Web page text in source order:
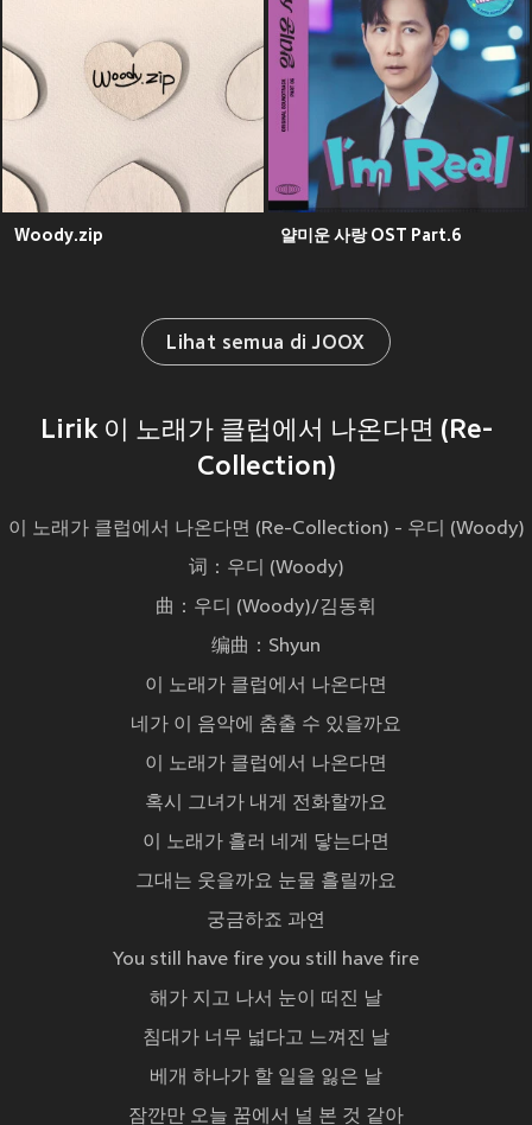
Woody.zip 얄미운 사랑 OST Part.6
Lihat semua di JOOX
Lirik 이 노래가 클럽에서 나온다면 (Re-
Collection)
이 노래가 클럽에서 나온다면 (Re-Collection) - 우디 (Woody)
词：우디 (Woody)
曲：우디 (Woody)/김동휘
编曲：Shyun
이 노래가 클럽에서 나온다면
네가 이 음악에 춤출 수 있을까요
이 노래가 클럽에서 나온다면
혹시 그녀가 내게 전화할까요
이 노래가 흘러 네게 닿는다면
그대는 웃을까요 눈물 흘릴까요
궁금하죠 과연
You still have fire you still have fire
해가 지고 나서 눈이 떠진 날
침대가 너무 넓다고 느껴진 날
베개 하나가 할 일을 잃은 날
잠깐만 오늘 꿈에서 널 본 것 같아